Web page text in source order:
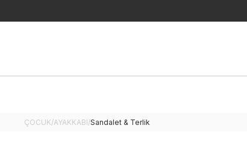
ÇOCUK/AYAKKABI/Sandalet & Terlik